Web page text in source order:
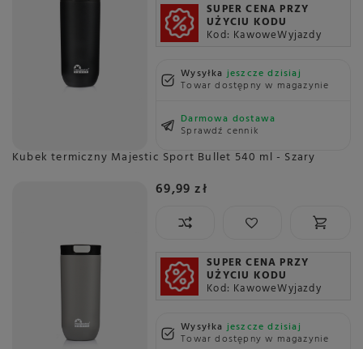
SUPER CENA PRZY
UŻYCIU KODU
Kod: KawoweWyjazdy
Wysyłkajeszcze dzisiaj
Towar dostępny w magazynie
Darmowa dostawa
Sprawdź cennik
Kubek termiczny Majestic Sport Bullet 540 ml - Szary
69,99 zł
SUPER CENA PRZY
UŻYCIU KODU
Kod: KawoweWyjazdy
Wysyłkajeszcze dzisiaj
Towar dostępny w magazynie